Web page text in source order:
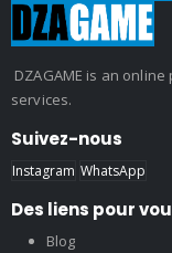
DZAGAME is an
services.
Suivez-nous
Instagram WhatsApp
Des liens pour
Blog